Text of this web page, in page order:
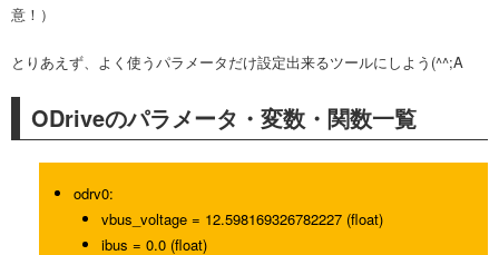
意！）
とりあえず、よく使うパラメータだけ設定出来るツールにしよう(^^;A
ODriveのパラメータ・変数・関数一覧
odrv0:
vbus_voltage = 12.598169326782227 (float)
ibus = 0.0 (float)